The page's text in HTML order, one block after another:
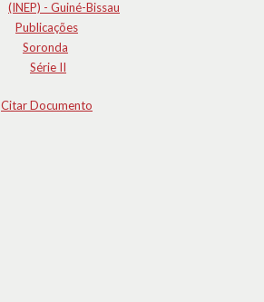
(INEP) - Guiné-Bissau
Publicações
Soronda
Série II
Citar Documento